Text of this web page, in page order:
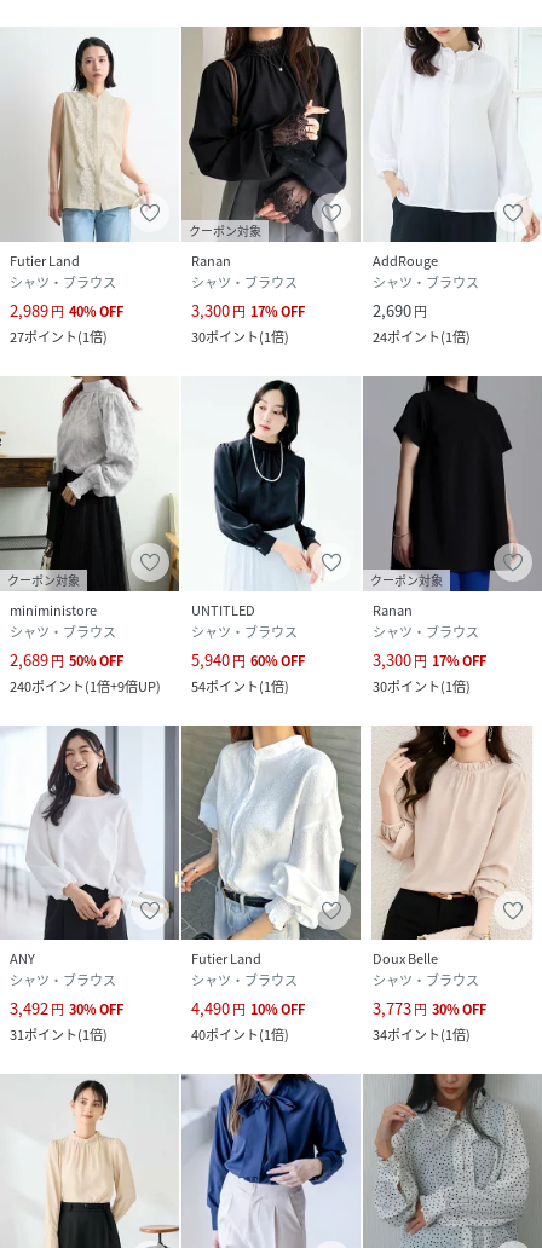
Futier Land
シャツ・ブラウス
2,989円 40%OFF
27ポイント(1倍)
クーポン対象
Ranan
シャツ・ブラウス
3,300円 17%OFF
30ポイント(1倍)
AddRouge
シャツ・ブラウス
2,690円
24ポイント(1倍)
クーポン対象
miniministore
シャツ・ブラウス
2,689円 50%OFF
240ポイント(1倍+9倍UP)
UNTITLED
シャツ・ブラウス
5,940円 60%OFF
54ポイント(1倍)
クーポン対象
Ranan
シャツ・ブラウス
3,300円 17%OFF
30ポイント(1倍)
ANY
シャツ・ブラウス
3,492円 30%OFF
31ポイント(1倍)
Futier Land
シャツ・ブラウス
4,490円 10%OFF
40ポイント(1倍)
Doux Belle
シャツ・ブラウス
3,773円 30%OFF
34ポイント(1倍)